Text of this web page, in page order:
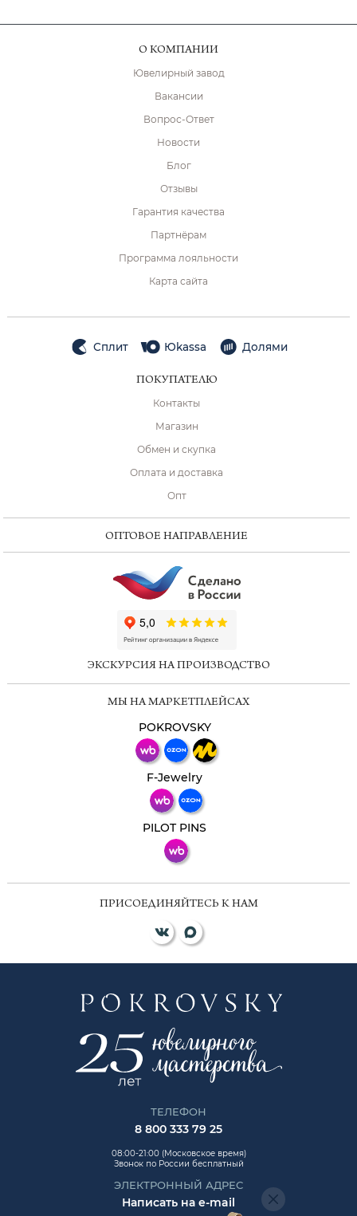
О КОМПАНИИ
Ювелирный завод
Вакансии
Вопрос-Ответ
Новости
Блог
Отзывы
Гарантия качества
Партнёрам
Программа лояльности
Карта сайта
Сплит Юkassa Долями
ПОКУПАТЕЛЮ
Контакты
Магазин
Обмен и скупка
Оплата и доставка
Опт
ОПТОВОЕ НАПРАВЛЕНИЕ
ЭКСКУРСИЯ НА ПРОИЗВОДСТВО
МЫ НА МАРКЕТПЛЕЙСАХ
POKROVSKY
F-Jewelry
PILOT PINS
ПРИСОЕДИНЯЙТЕСЬ К НАМ
ТЕЛЕФОН
8 800 333 79 25
08:00-21:00 (Московское время)
Звонок по России бесплатный
ЭЛЕКТРОННЫЙ АДРЕС
Написать на e-mail